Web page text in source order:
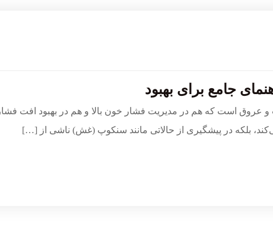
جامع برای بهبود
است که هم در مدیریت فشار خون بالا و هم در بهبود افت
بلکه در پیشگیری از حالاتی مانند سنکوپ (غش) ناشی از […]